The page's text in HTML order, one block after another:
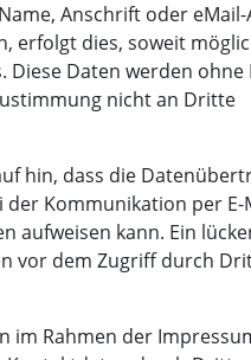
Anschrift oder eMail-
erfolgt dies, soweit
Diese Daten werden ohne
nicht an Dritte
hin, dass die
der Kommunikation per E-
aufweisen kann. Ein
vor dem Zugriff durch
im Rahmen der